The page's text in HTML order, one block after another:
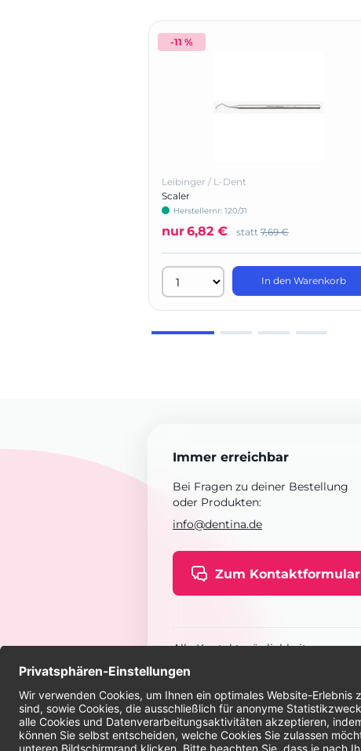
-11 %
Leibinger / L-Dent
Scaler
Herstellernr: 120/J1
nur6,82 € statt 7,69 €
In den Warenkorb
Immer erreichbar
Bei Fragen zu deiner Bestellung
oder Produkten:
info@dentina.de
Zum Kontaktformular
Alle Kontaktmöglichkeiten